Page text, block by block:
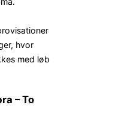
hvor
med løb
– To